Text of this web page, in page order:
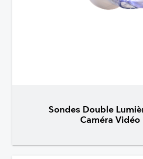
Sondes Double
Caméra Vidéo